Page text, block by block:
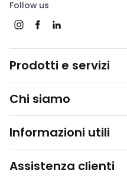
Follow us
Prodotti e servizi
Chi siamo
Informazioni utili
Assistenza clienti